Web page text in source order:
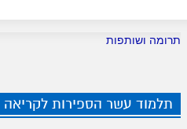
תרומה ושותפות
תלמוד עשר הספירות לקריאה